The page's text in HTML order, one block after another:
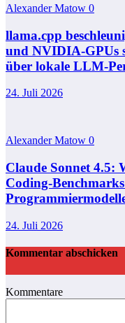
Alexander Matow 0
llama.cpp
und NVIDIA-GPUs
über lokale LLM-
24. Juli 2026
Alexander Matow 0
Claude Sonnet 4.5:
24. Juli 2026
Kommentar abschicken
Kommentare